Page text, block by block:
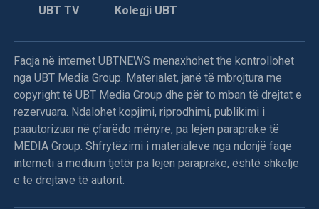
UBT TV Kolegji UBT
Faqja në internet UBTNEWS menaxhohet the kontrollohet
nga UBT Media Group. Materialet, janë të mbrojtura me
copyright të UBT Media Group dhe për to mban të drejtat e
rezervuara. Ndalohet kopjimi, riprodhimi, publikimi i
paautorizuar në çfarëdo mënyre, pa lejen paraprake të
MEDIA Group. Shfrytëzimi i materialeve nga ndonjë faqe
interneti a medium tjetër pa lejen paraprake, është shkelje
e të drejtave të autorit.